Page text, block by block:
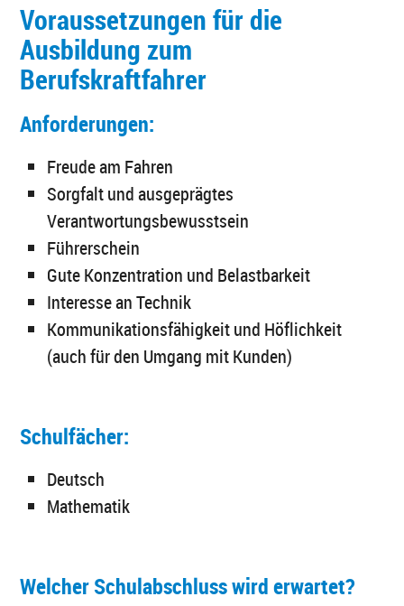
Voraussetzungen für die
Ausbildung zum
Berufskraftfahrer
Anforderungen:
Freude am Fahren
Sorgfalt und ausgeprägtes
Verantwortungsbewusstsein
Führerschein
Gute Konzentration und Belastbarkeit
Interesse an Technik
Kommunikationsfähigkeit und Höflichkeit
(auch für den Umgang mit Kunden)
Schulfächer:
Deutsch
Mathematik
Welcher Schulabschluss wird erwartet?